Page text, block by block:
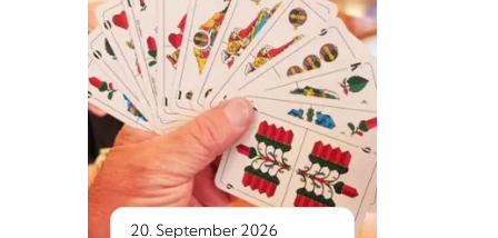
20. September 2026